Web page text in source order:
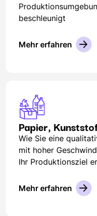
beschleunigt
Mehr erfahren
Papier,
Wie Sie eine
mit hoher
Ihr Produktionsziel
Mehr erfahren